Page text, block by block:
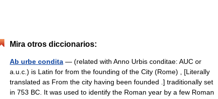
Mira otros diccionarios:
Ab urbe condita — (related with Anno Urbis conditae: AUC or
a.u.c.) is Latin for from the founding of the City (Rome) , [Literally
translated as From the city having been founded .] traditionally set
in 753 BC. It was used to identify the Roman year by a few Roman